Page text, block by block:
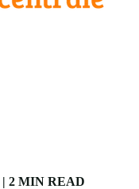
| 2 MIN READ